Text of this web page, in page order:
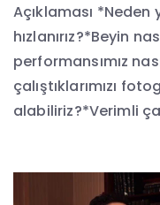
Açıklaması *Neden
hızlanırız?*Beyin
performansımız
çalıştıklarımızı
alabiliriz?*Verimli